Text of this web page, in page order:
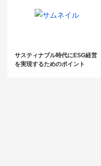
サスティナブル時代にESG経営
を実現するためのポイント